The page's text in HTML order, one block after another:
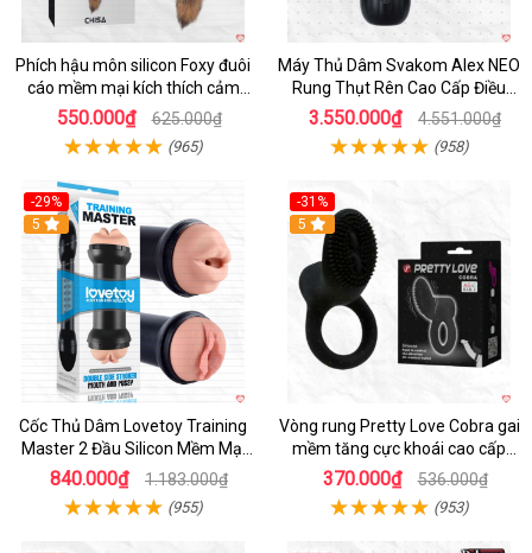
Phích hậu môn silicon Foxy đuôi
cáo mềm mại kích thích cảm
giác mới
550.000₫ 625.000₫
(965)
Máy Thủ Dâm Svakom Alex NEO
Rung Thụt Rên Cao Cấp Điều
Khiển App
3.550.000₫ 4.551.000₫
(958)
-29%
Hot
5
Cốc Thủ Dâm Lovetoy Training
Master 2 Đầu Silicon Mềm Mại
Tiện Lợi
840.000₫ 1.183.000₫
(955)
-31%
5
Vòng rung Pretty Love Cobra gai
mềm tăng cực khoái cao cấp
chính hãng
370.000₫ 536.000₫
(953)